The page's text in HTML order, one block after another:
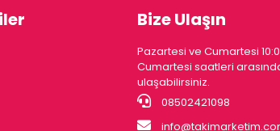
Bize Ulaşın
Pazartesi ve Cumartesi
Cumartesi saatleri
ulaşabilirsiniz.
08502421098